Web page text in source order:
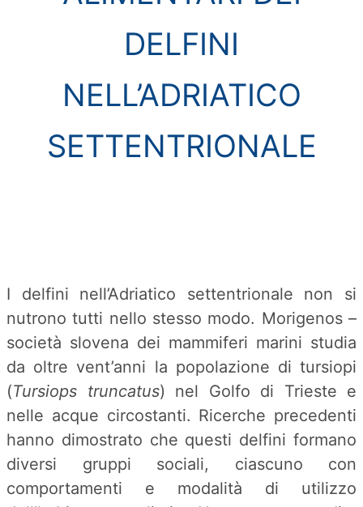
DELFINI
NELL’ADRIATICO
SETTENTRIONALE
I delfini nell’Adriatico settentrionale non si
nutrono tutti nello stesso modo. Morigenos –
società slovena dei mammiferi marini studia
da oltre vent’anni la popolazione di tursiopi
(Tursiops truncatus) nel Golfo di Trieste e
nelle acque circostanti. Ricerche precedenti
hanno dimostrato che questi delfini formano
diversi gruppi sociali, ciascuno con
comportamenti e modalità di utilizzo